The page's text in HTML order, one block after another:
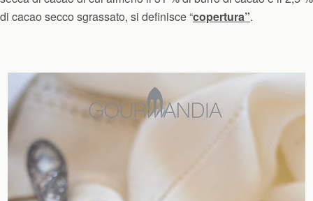
di cacao secco sgrassato, si definisce “copertura”.